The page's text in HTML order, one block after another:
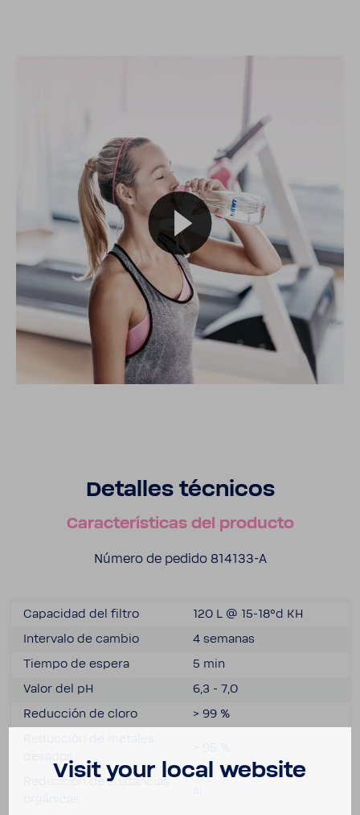
Deta­lles técnicos
Carac­te­rís­ticas del producto
Número de pedido 814133-​A
Capa­cidad del filtro
120 L @ 15-18°d KH
Inter­valo de cambio
4 semanas
Tiempo de espera
5 min
Valor del pH
6,3 - 7,0
Reduc­ción de cloro
> 99 %
Reduc­ción de sustan­cias
Visit your local website